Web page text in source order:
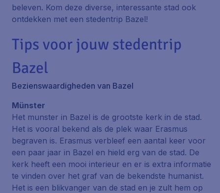
beleven. Kom deze diverse, interessante stad ook
ontdekken met een stedentrip Bazel!
Tips voor jouw stedentrip
Bazel
Bezienswaardigheden van Bazel
Münster
Het munster in Bazel is de grootste kerk in de stad.
Het is vooral bekend als de plek waar Erasmus
begraven is. Erasmus verbleef een aantal keer voor
een paar jaar in Bazel en hield erg van de stad. De
kerk heeft een mooi interieur en er is extra informatie
te vinden over het graf van de bekendste humanist.
Het is een blikvanger van de stad en je zult hem op